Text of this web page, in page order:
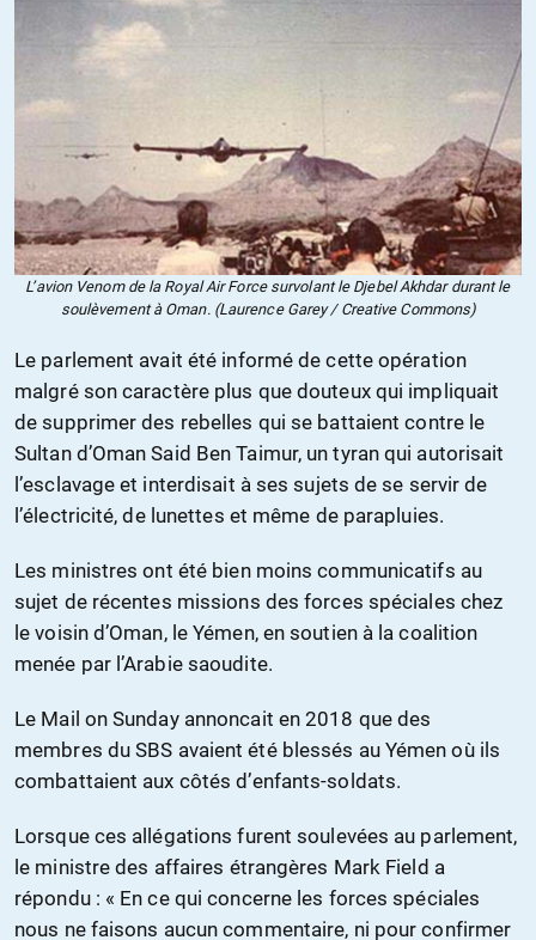
L’avion Venom de la Royal Air Force survolant le Djebel Akhdar durant le
soulèvement à Oman. (Laurence Garey / Creative Commons)
Le parlement avait été informé de cette opération
malgré son caractère plus que douteux qui impliquait
de supprimer des rebelles qui se battaient contre le
Sultan d’Oman Said Ben Taimur, un tyran qui autorisait
l’esclavage et interdisait à ses sujets de se servir de
l’électricité, de lunettes et même de parapluies.
Les ministres ont été bien moins communicatifs au
sujet de récentes missions des forces spéciales chez
le voisin d’Oman, le Yémen, en soutien à la coalition
menée par l’Arabie saoudite.
Le Mail on Sunday annoncait en 2018 que des
membres du SBS avaient été blessés au Yémen où ils
combattaient aux côtés d’enfants-soldats.
Lorsque ces allégations furent soulevées au parlement,
le ministre des affaires étrangères Mark Field a
répondu : « En ce qui concerne les forces spéciales
nous ne faisons aucun commentaire, ni pour confirmer